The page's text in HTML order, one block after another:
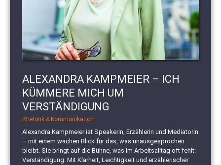
ALEXANDRA KAMPMEIER – ICH
KÜMMERE MICH UM
VERSTÄNDIGUNG
Rhetorik & Kommunikation
Alexandra Kampmeier ist Speakerin, Erzählerin und Mediatorin
– mit einem wachen Blick für das, was unausgesprochen
bleibt. Sie bringt auf die Bühne, was im Arbeitsalltag oft fehlt:
Verständigung. Mit Klarheit, Leichtigkeit und erzählerischer